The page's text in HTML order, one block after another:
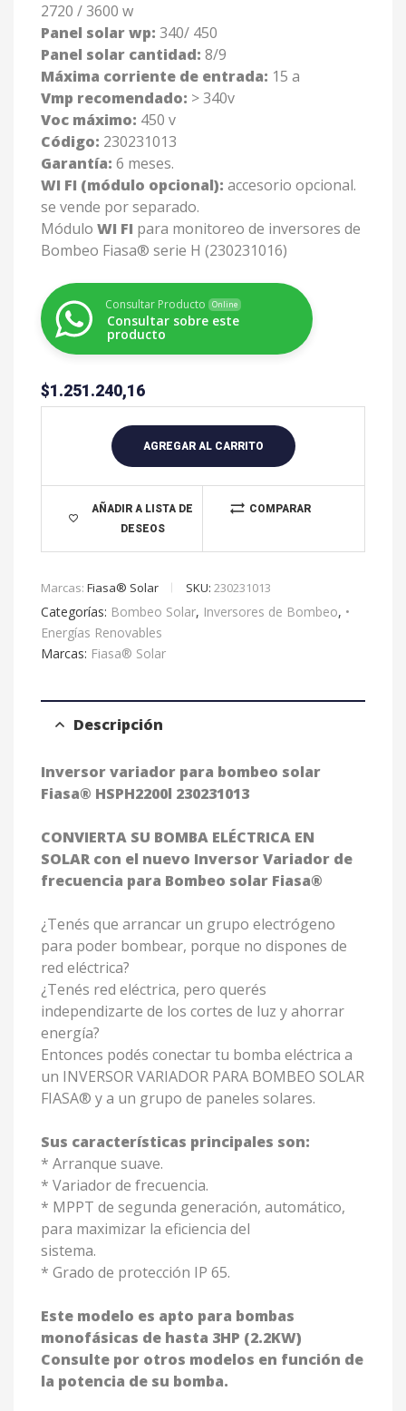
2720 / 3600 w
Panel solar wp: 340/ 450
Panel solar cantidad: 8/9
Máxima corriente de entrada: 15 a
Vmp recomendado: > 340v
Voc máximo: 450 v
Código: 230231013
Garantía: 6 meses.
WI FI (módulo opcional): accesorio opcional.
se vende por separado.
Módulo WI FI para monitoreo de inversores de
Bombeo Fiasa® serie H (230231016)
Consultar Producto Online
Consultar sobre este
producto
$1.251.240,16
AGREGAR AL CARRITO
AÑADIR A LISTA DE
DESEOS
COMPARAR
l
e
a
i
v
Marcas: Fiasa® Solar SKU: 230231013
Categorías: Bombeo Solar, Inversores de Bombeo, •
Energías Renovables
Marcas: Fiasa® Solar
Descripción
Inversor variador para bombeo solar
Fiasa® HSPH2200l 230231013
CONVIERTA SU BOMBA ELÉCTRICA EN
SOLAR con el nuevo Inversor Variador de
frecuencia para Bombeo solar Fiasa®
¿Tenés que arrancar un grupo electrógeno
para poder bombear, porque no dispones de
red eléctrica?
¿Tenés red eléctrica, pero querés
independizarte de los cortes de luz y ahorrar
energía?
Entonces podés conectar tu bomba eléctrica a
un INVERSOR VARIADOR PARA BOMBEO SOLAR
FIASA® y a un grupo de paneles solares.
Sus características principales son:
* Arranque suave.
* Variador de frecuencia.
* MPPT de segunda generación, automático,
para maximizar la eficiencia del
sistema.
* Grado de protección IP 65.
Este modelo es apto para bombas
monofásicas de hasta 3HP (2.2KW)
Consulte por otros modelos en función de
la potencia de su bomba.